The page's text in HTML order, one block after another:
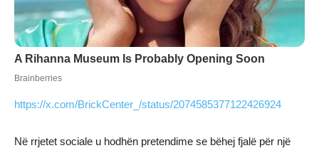
https://x.com/BrickCenter_/status/2074585377122426924
Në rrjetet sociale u hodhën pretendime se bëhej fjalë për një